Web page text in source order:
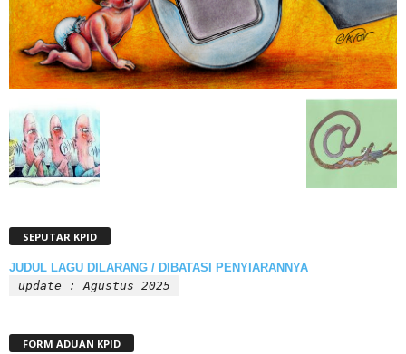
SEPUTAR KPID
JUDUL LAGU DILARANG / DIBATASI PENYIARANNYA
update : Agustus 2025
FORM ADUAN KPID